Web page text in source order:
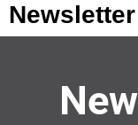
Newsletter